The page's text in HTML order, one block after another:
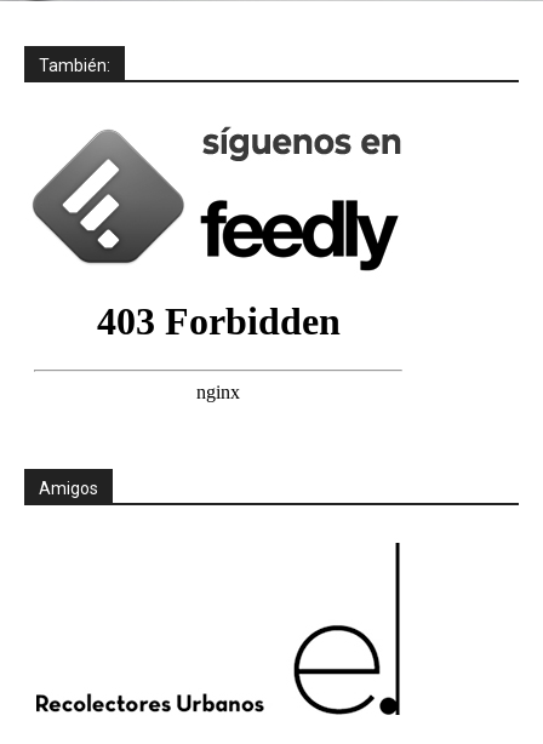
También:
Amigos